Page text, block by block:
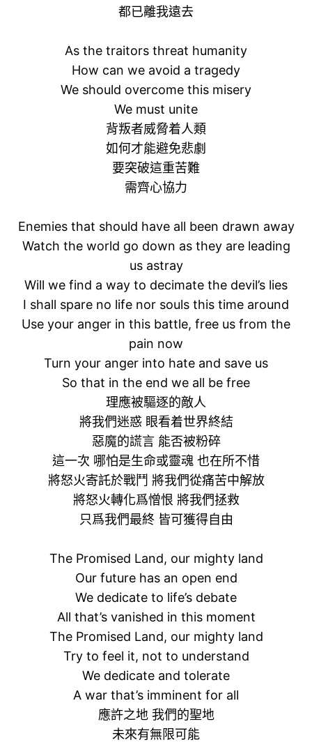
都已離我遠去
As the traitors threat humanity
How can we avoid a tragedy
We should overcome this misery
We must unite
背叛者威脅着人類
如何才能避免悲劇
要突破這重苦難
需齊心協力
Enemies that should have all been drawn away
Watch the world go down as they are leading
us astray
Will we find a way to decimate the devil’s lies
I shall spare no life nor souls this time around
Use your anger in this battle, free us from the
pain now
Turn your anger into hate and save us
So that in the end we all be free
理應被驅逐的敵人
將我們迷惑 眼看着世界終結
惡魔的謊言 能否被粉碎
這一次 哪怕是生命或靈魂 也在所不惜
將怒火寄託於戰鬥 將我們從痛苦中解放
將怒火轉化爲憎恨 將我們拯救
只爲我們最終 皆可獲得自由
The Promised Land, our mighty land
Our future has an open end
We dedicate to life’s debate
All that’s vanished in this moment
The Promised Land, our mighty land
Try to feel it, not to understand
We dedicate and tolerate
A war that’s imminent for all
應許之地 我們的聖地
未來有無限可能